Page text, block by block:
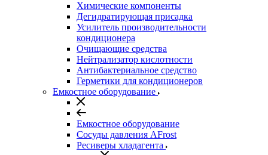
Химические компоненты
Дегидратирующая присадка
Усилитель производительности
кондиционера
Очищающие средства
Нейтрализатор кислотности
Антибактериальное средство
Герметики для кондиционеров
Емкостное оборудование
Емкостное оборудование
Сосуды давления AFrost
Ресиверы хладагента